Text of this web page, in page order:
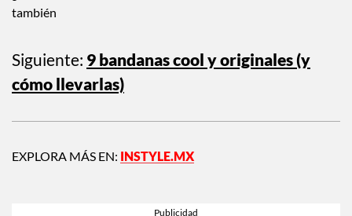
también
Siguiente: 9 bandanas cool y originales (y
cómo llevarlas)
EXPLORA MÁS EN: INSTYLE.MX